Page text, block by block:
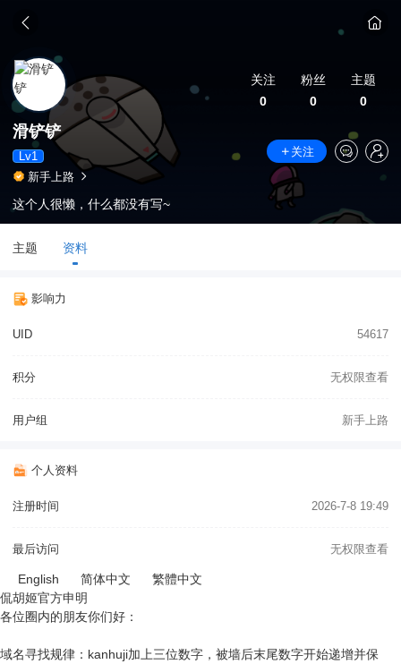
关注
0
粉丝
0
主题
0
滑铲铲
Lv1
关注
新手上路
这个人很懒，什么都没有写~
主题 资料
影响力
UID 54617
积分 无权限查看
用户组 新手上路
个人资料
注册时间 2026-7-8 19:49
最后访问 无权限查看
English 简体中文
繁體中文
侃胡姬官方申明
各位圈内的朋友你们好：
域名寻找规律：kanhuji加上三位数字，被墙后末尾数字开始递增并保